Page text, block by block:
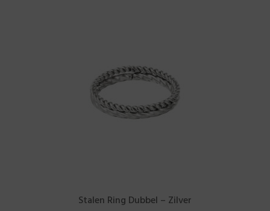
Stalen Ring Dubbel – Zilver